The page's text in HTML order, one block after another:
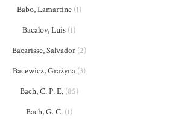
Babo, Lamartine(1)
Bacalov, Luis (1)
Bacarisse, Salvador(2)
Bacewicz, Grażyna(3)
Bach, C. P. E.(85)
Bach, G. C.(1)